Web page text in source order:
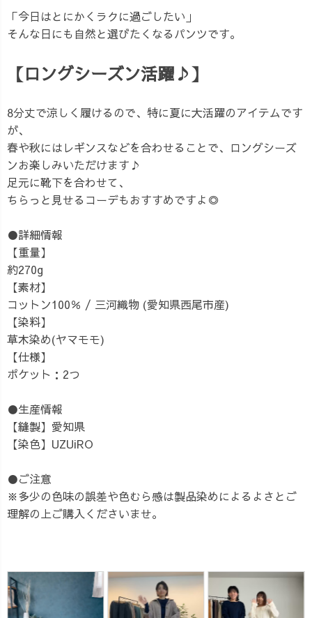
「今日はとにかくラクに過ごしたい」
そんな日にも自然と選びたくなるパンツです。
【ロングシーズン活躍♪】
8分丈で涼しく履けるので、特に夏に大活躍のアイテムです
が、
春や秋にはレギンスなどを合わせることで、ロングシーズ
ンお楽しみいただけます♪
足元に靴下を合わせて、
ちらっと見せるコーデもおすすめですよ◎
●詳細情報
【重量】
約270g
【素材】
コットン100％ / 三河織物 (愛知県西尾市産)
【染料】
草木染め(ヤマモモ)
【仕様】
ポケット：2つ
●生産情報
【縫製】愛知県
【染色】UZUiRO
●ご注意
※多少の色味の誤差や色むら感は製品染めによるよさとご
理解の上ご購入くださいませ。